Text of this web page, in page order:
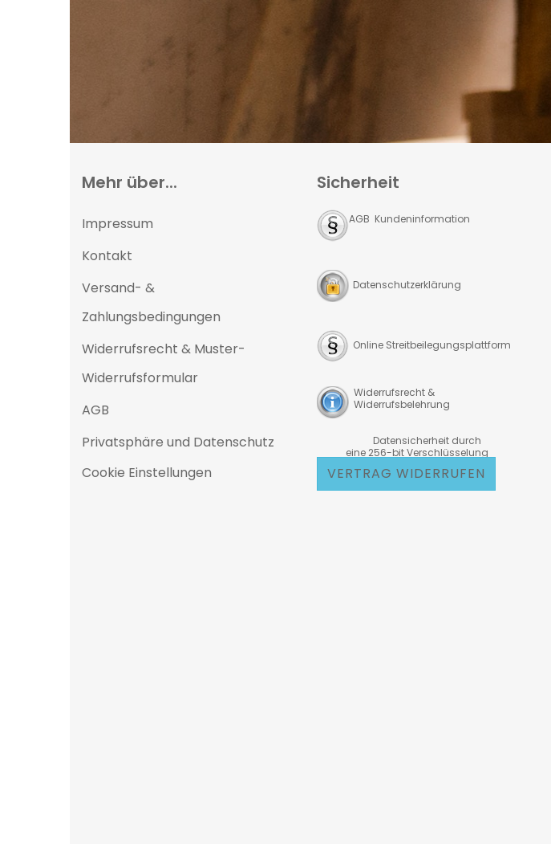
Mehr über...
Impressum
Kontakt
Versand- &
Zahlungsbedingungen
Widerrufsrecht & Muster-
Widerrufsformular
AGB
Privatsphäre und Datenschutz
Cookie Einstellungen
Sicherheit
AGB Kundeninformation
Datenschutzerklärung
Online Streitbeilegungsplattform
Widerrufsrecht &
Widerrufsbelehrung
Datensicherheit durch
eine 256-bit Verschlüsselung
VERTRAG WIDERRUFEN